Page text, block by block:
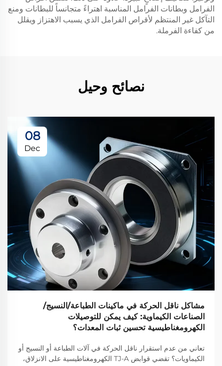
الفرامل وبطانات الفرامل المناسبة اهتراءً متجانساً للبطانات ومنع
التآكل غير المنتظم لأقراص الفرامل الذي يسبب الاهتزاز ويقلل
من كفاءة الفرملة.
نصائح وحيل
08
Dec
مشاكل ناقل الحركة في ماكينات الطباعة/النسيج/
الصناعات الكيماوية: كيف يمكن للتوصيلات
الكهرومغناطيسية تحسين ثبات المعدات؟
تعاني من عدم استقرار ناقل الحركة في آلات الطباعة أو النسيج أو
الكيماويات؟ تقضي قوابض TJ-A الكهرومغناطيسية على الانزلاق،